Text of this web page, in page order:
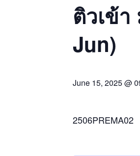
ติวเข้
Jun)
June 15, 2025 @
2506PREMA02